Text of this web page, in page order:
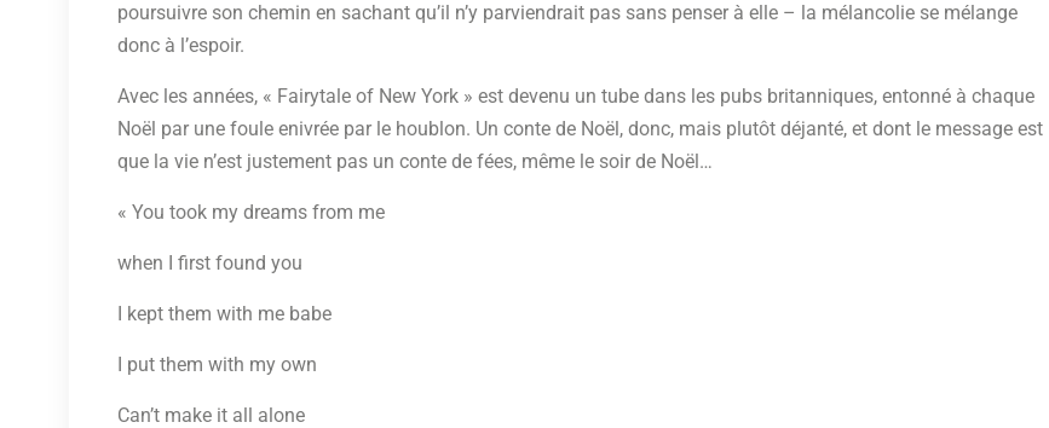
poursuivre son chemin en sachant qu’il n’y parviendrait pas sans penser à elle – la mélancolie se mélange
donc à l’espoir.
Avec les années, « Fairytale of New York » est devenu un tube dans les pubs britanniques, entonné à chaque
Noël par une foule enivrée par le houblon. Un conte de Noël, donc, mais plutôt déjanté, et dont le message est
que la vie n’est justement pas un conte de fées, même le soir de Noël…
« You took my dreams from me
when I first found you
I kept them with me babe
I put them with my own
Can’t make it all alone